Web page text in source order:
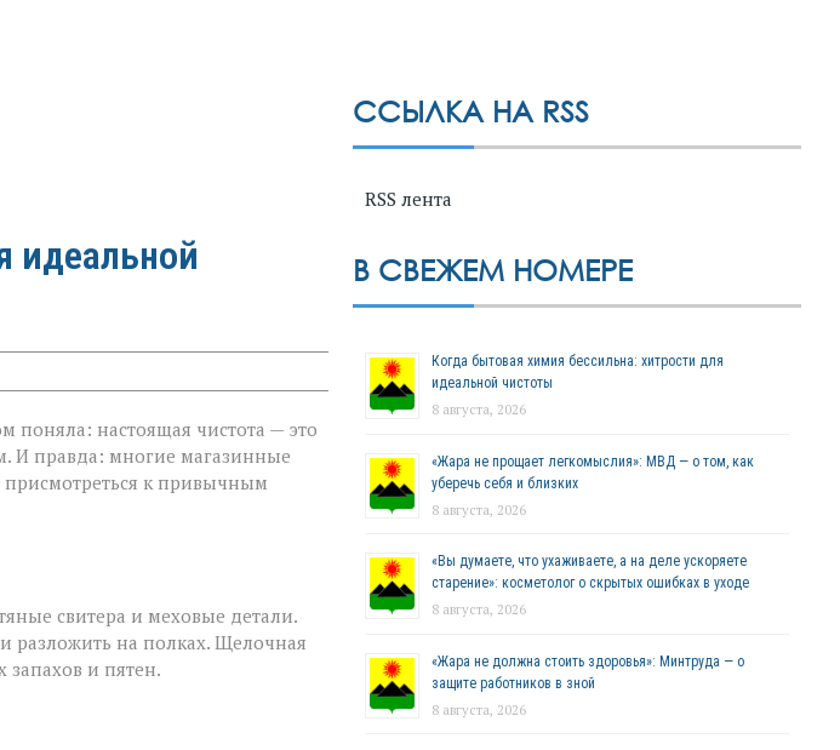
идеальной
поняла: настоящая чистота — это
И правда: многие магазинные
присмотреться к привычным
свитера и меховые детали.
разложить на полках. Щелочная
запахов и пятен.
ССЫЛКА НА RSS
RSS лента
В СВЕЖЕМ НОМЕРЕ
Когда бытовая химия бессильна: хитрости для
идеальной чистоты
8 августа, 2026
«Жара не прощает легкомыслия»: МВД — о том, как
уберечь себя и близких
8 августа, 2026
«Вы думаете, что ухаживаете, а на деле ускоряете
старение»: косметолог о скрытых ошибках в уходе
8 августа, 2026
«Жара не должна стоить здоровья»: Минтруда — о
защите работников в зной
8 августа, 2026